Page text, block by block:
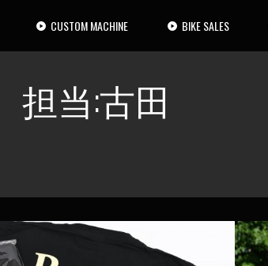
CUSTOM MACHINE BIKE SALES
担当:古田